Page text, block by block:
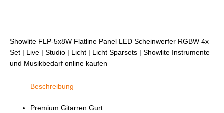
Showlite FLP-5x8W Flatline Panel LED Scheinwerfer RGBW 4x
Set | Live | Studio | Licht | Licht Sparsets | Showlite Instrumente
und Musikbedarf online kaufen
Beschreibung
Premium Gitarren Gurt